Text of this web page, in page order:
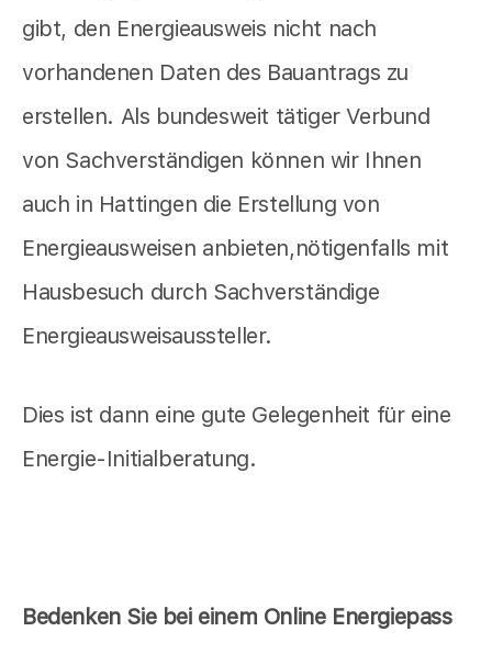
gibt, den Energieausweis nicht nach
vorhandenen Daten des Bauantrags zu
erstellen. Als bundesweit tätiger Verbund
von Sachverständigen können wir Ihnen
auch in Hattingen die Erstellung von
Energieausweisen anbieten,nötigenfalls mit
Hausbesuch durch Sachverständige
Energieausweisaussteller.
Dies ist dann eine gute Gelegenheit für eine
Energie-Initialberatung.
Bedenken Sie bei einem Online Energiepass